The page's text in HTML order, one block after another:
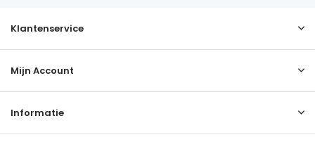
Klantenservice
Mijn Account
Informatie